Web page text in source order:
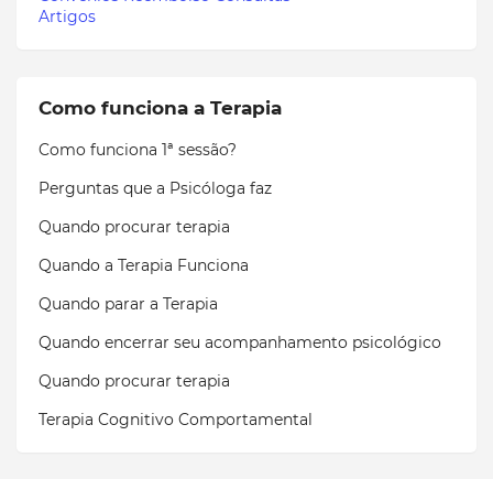
Artigos
Como funciona a Terapia
Como funciona 1ª sessão?
Perguntas que a Psicóloga faz
Quando procurar terapia
Quando a Terapia Funciona
Quando parar a Terapia
Quando encerrar seu acompanhamento psicológico
Quando procurar terapia
Terapia Cognitivo Comportamental